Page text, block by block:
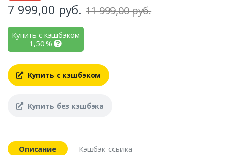
7 999,00 руб. 11 999,00 руб.
Купить с кэшбэком
1,50%
Купить с кэшбэком
Купить без кэшбэка
Описание
Кэшбэк-ссылка